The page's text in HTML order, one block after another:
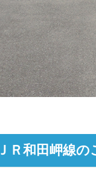
ＪＲ和田岬線の